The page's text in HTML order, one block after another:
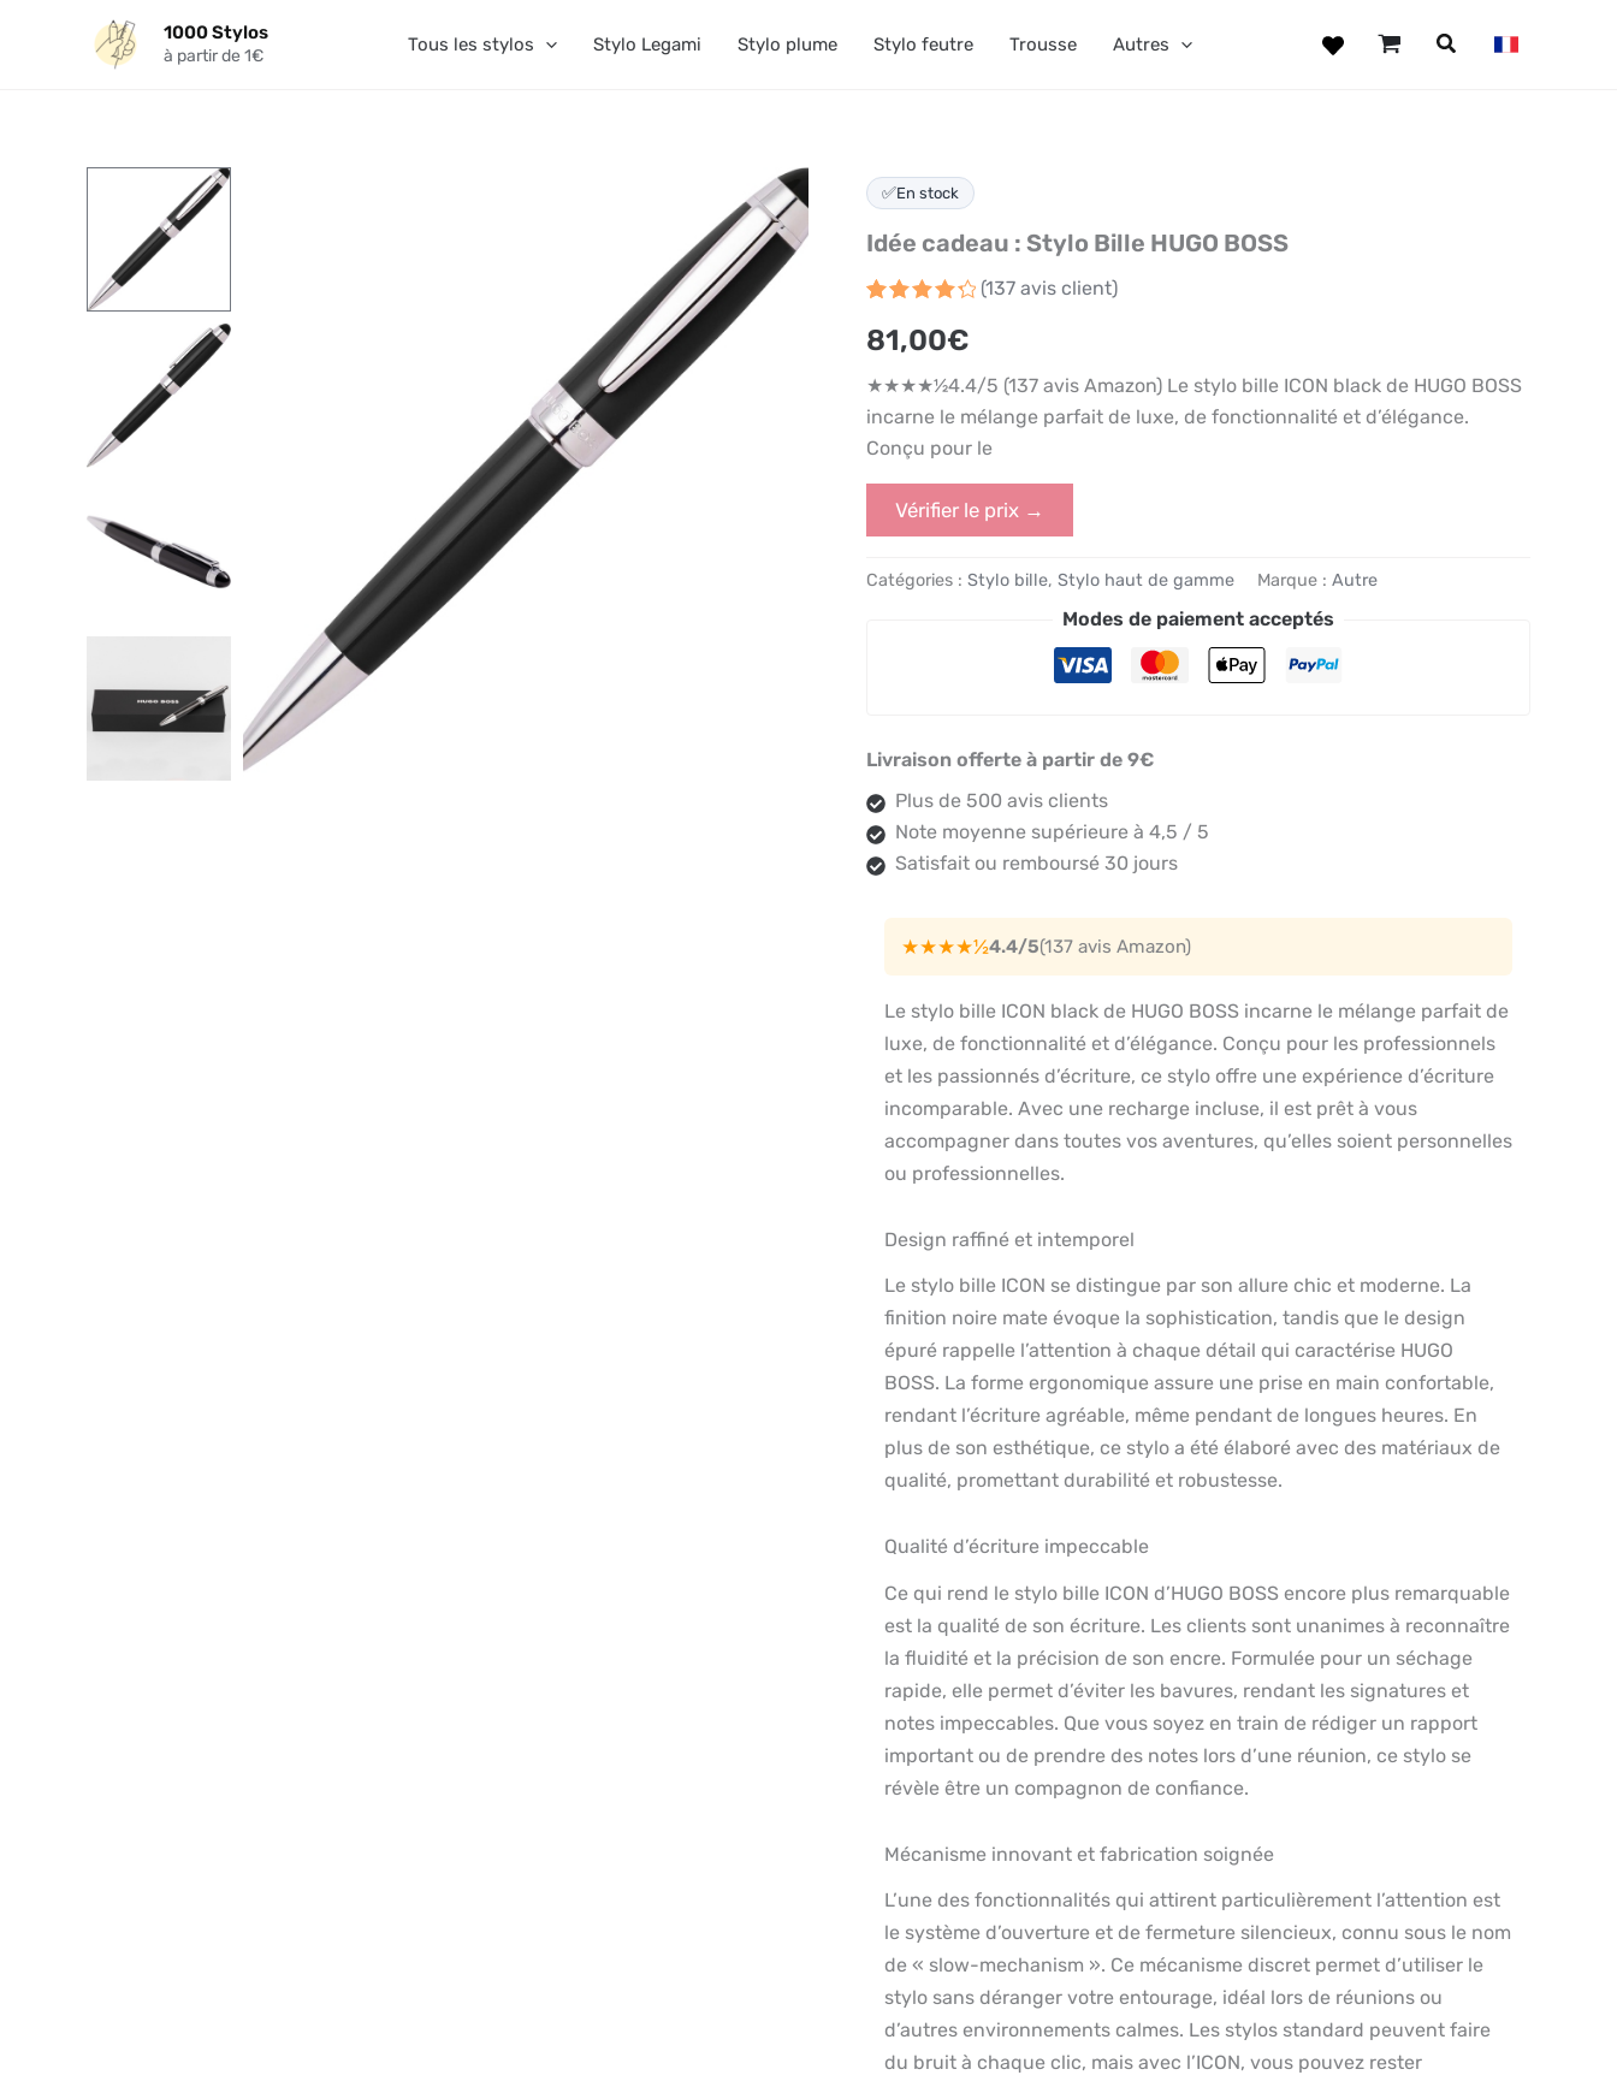
1000 Stylos
à partir de 1€ Tous les stylos Stylo Legami Stylo plume Stylo feutre Trousse Autres
✅En stock
Idée cadeau : Stylo Bille HUGO BOSS
sur 5
basé
sur
notations
client
(137 avis client)
81,00€
★★★★½4.4/5 (137 avis Amazon) Le stylo bille ICON black de HUGO BOSS
incarne le mélange parfait de luxe, de fonctionnalité et d’élégance.
Conçu pour le
Vérifier le prix →
Catégories : Stylo bille, Stylo haut de gamme Marque : Autre
Modes de paiement acceptés
Livraison offerte à partir de 9€
Plus de 500 avis clients
Note moyenne supérieure à 4,5 / 5
Satisfait ou remboursé 30 jours
★★★★½4.4/5(137 avis Amazon)
Le stylo bille ICON black de HUGO BOSS incarne le mélange parfait de
luxe, de fonctionnalité et d’élégance. Conçu pour les professionnels
et les passionnés d’écriture, ce stylo offre une expérience d’écriture
incomparable. Avec une recharge incluse, il est prêt à vous
accompagner dans toutes vos aventures, qu’elles soient personnelles
ou professionnelles.
Design raffiné et intemporel
Le stylo bille ICON se distingue par son allure chic et moderne. La
finition noire mate évoque la sophistication, tandis que le design
épuré rappelle l’attention à chaque détail qui caractérise HUGO
BOSS. La forme ergonomique assure une prise en main confortable,
rendant l’écriture agréable, même pendant de longues heures. En
plus de son esthétique, ce stylo a été élaboré avec des matériaux de
qualité, promettant durabilité et robustesse.
Qualité d’écriture impeccable
Ce qui rend le stylo bille ICON d’HUGO BOSS encore plus remarquable
est la qualité de son écriture. Les clients sont unanimes à reconnaître
la fluidité et la précision de son encre. Formulée pour un séchage
rapide, elle permet d’éviter les bavures, rendant les signatures et
notes impeccables. Que vous soyez en train de rédiger un rapport
important ou de prendre des notes lors d’une réunion, ce stylo se
révèle être un compagnon de confiance.
Mécanisme innovant et fabrication soignée
L’une des fonctionnalités qui attirent particulièrement l’attention est
le système d’ouverture et de fermeture silencieux, connu sous le nom
de « slow-mechanism ». Ce mécanisme discret permet d’utiliser le
stylo sans déranger votre entourage, idéal lors de réunions ou
d’autres environnements calmes. Les stylos standard peuvent faire
du bruit à chaque clic, mais avec l’ICON, vous pouvez rester